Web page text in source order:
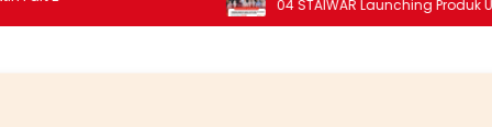
04 STAIWAR Launching Produk UMKM
Desa Logung